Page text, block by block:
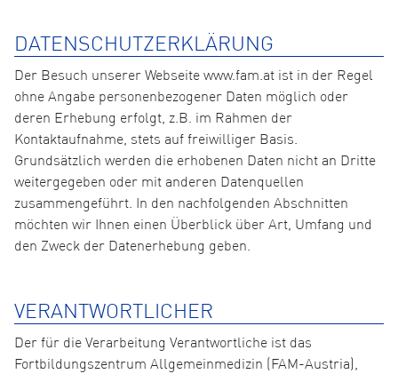
DATENSCHUTZERKLÄRUNG
Der Besuch unserer Webseite www.fam.at ist in der Regel
ohne Angabe personenbezogener Daten möglich oder
deren Erhebung erfolgt, z.B. im Rahmen der
Kontaktaufnahme, stets auf freiwilliger Basis.
Grundsätzlich werden die erhobenen Daten nicht an Dritte
weitergegeben oder mit anderen Datenquellen
zusammengeführt. In den nachfolgenden Abschnitten
möchten wir Ihnen einen Überblick über Art, Umfang und
den Zweck der Datenerhebung geben.
VERANTWORTLICHER
Der für die Verarbeitung Verantwortliche ist das
Fortbildungszentrum Allgemeinmedizin (FAM-Austria),